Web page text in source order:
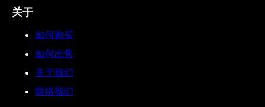
关于
如何购买
如何出售
关于我们
联络我们